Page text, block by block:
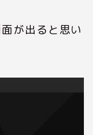
が出ると思い